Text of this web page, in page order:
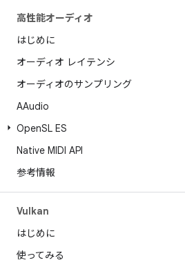
高性能オーディオ
はじめに
オーディオ レイテンシ
オーディオのサンプリング
AAudio
OpenSL ES
Native MIDI API
参考情報
Vulkan
はじめに
使ってみる